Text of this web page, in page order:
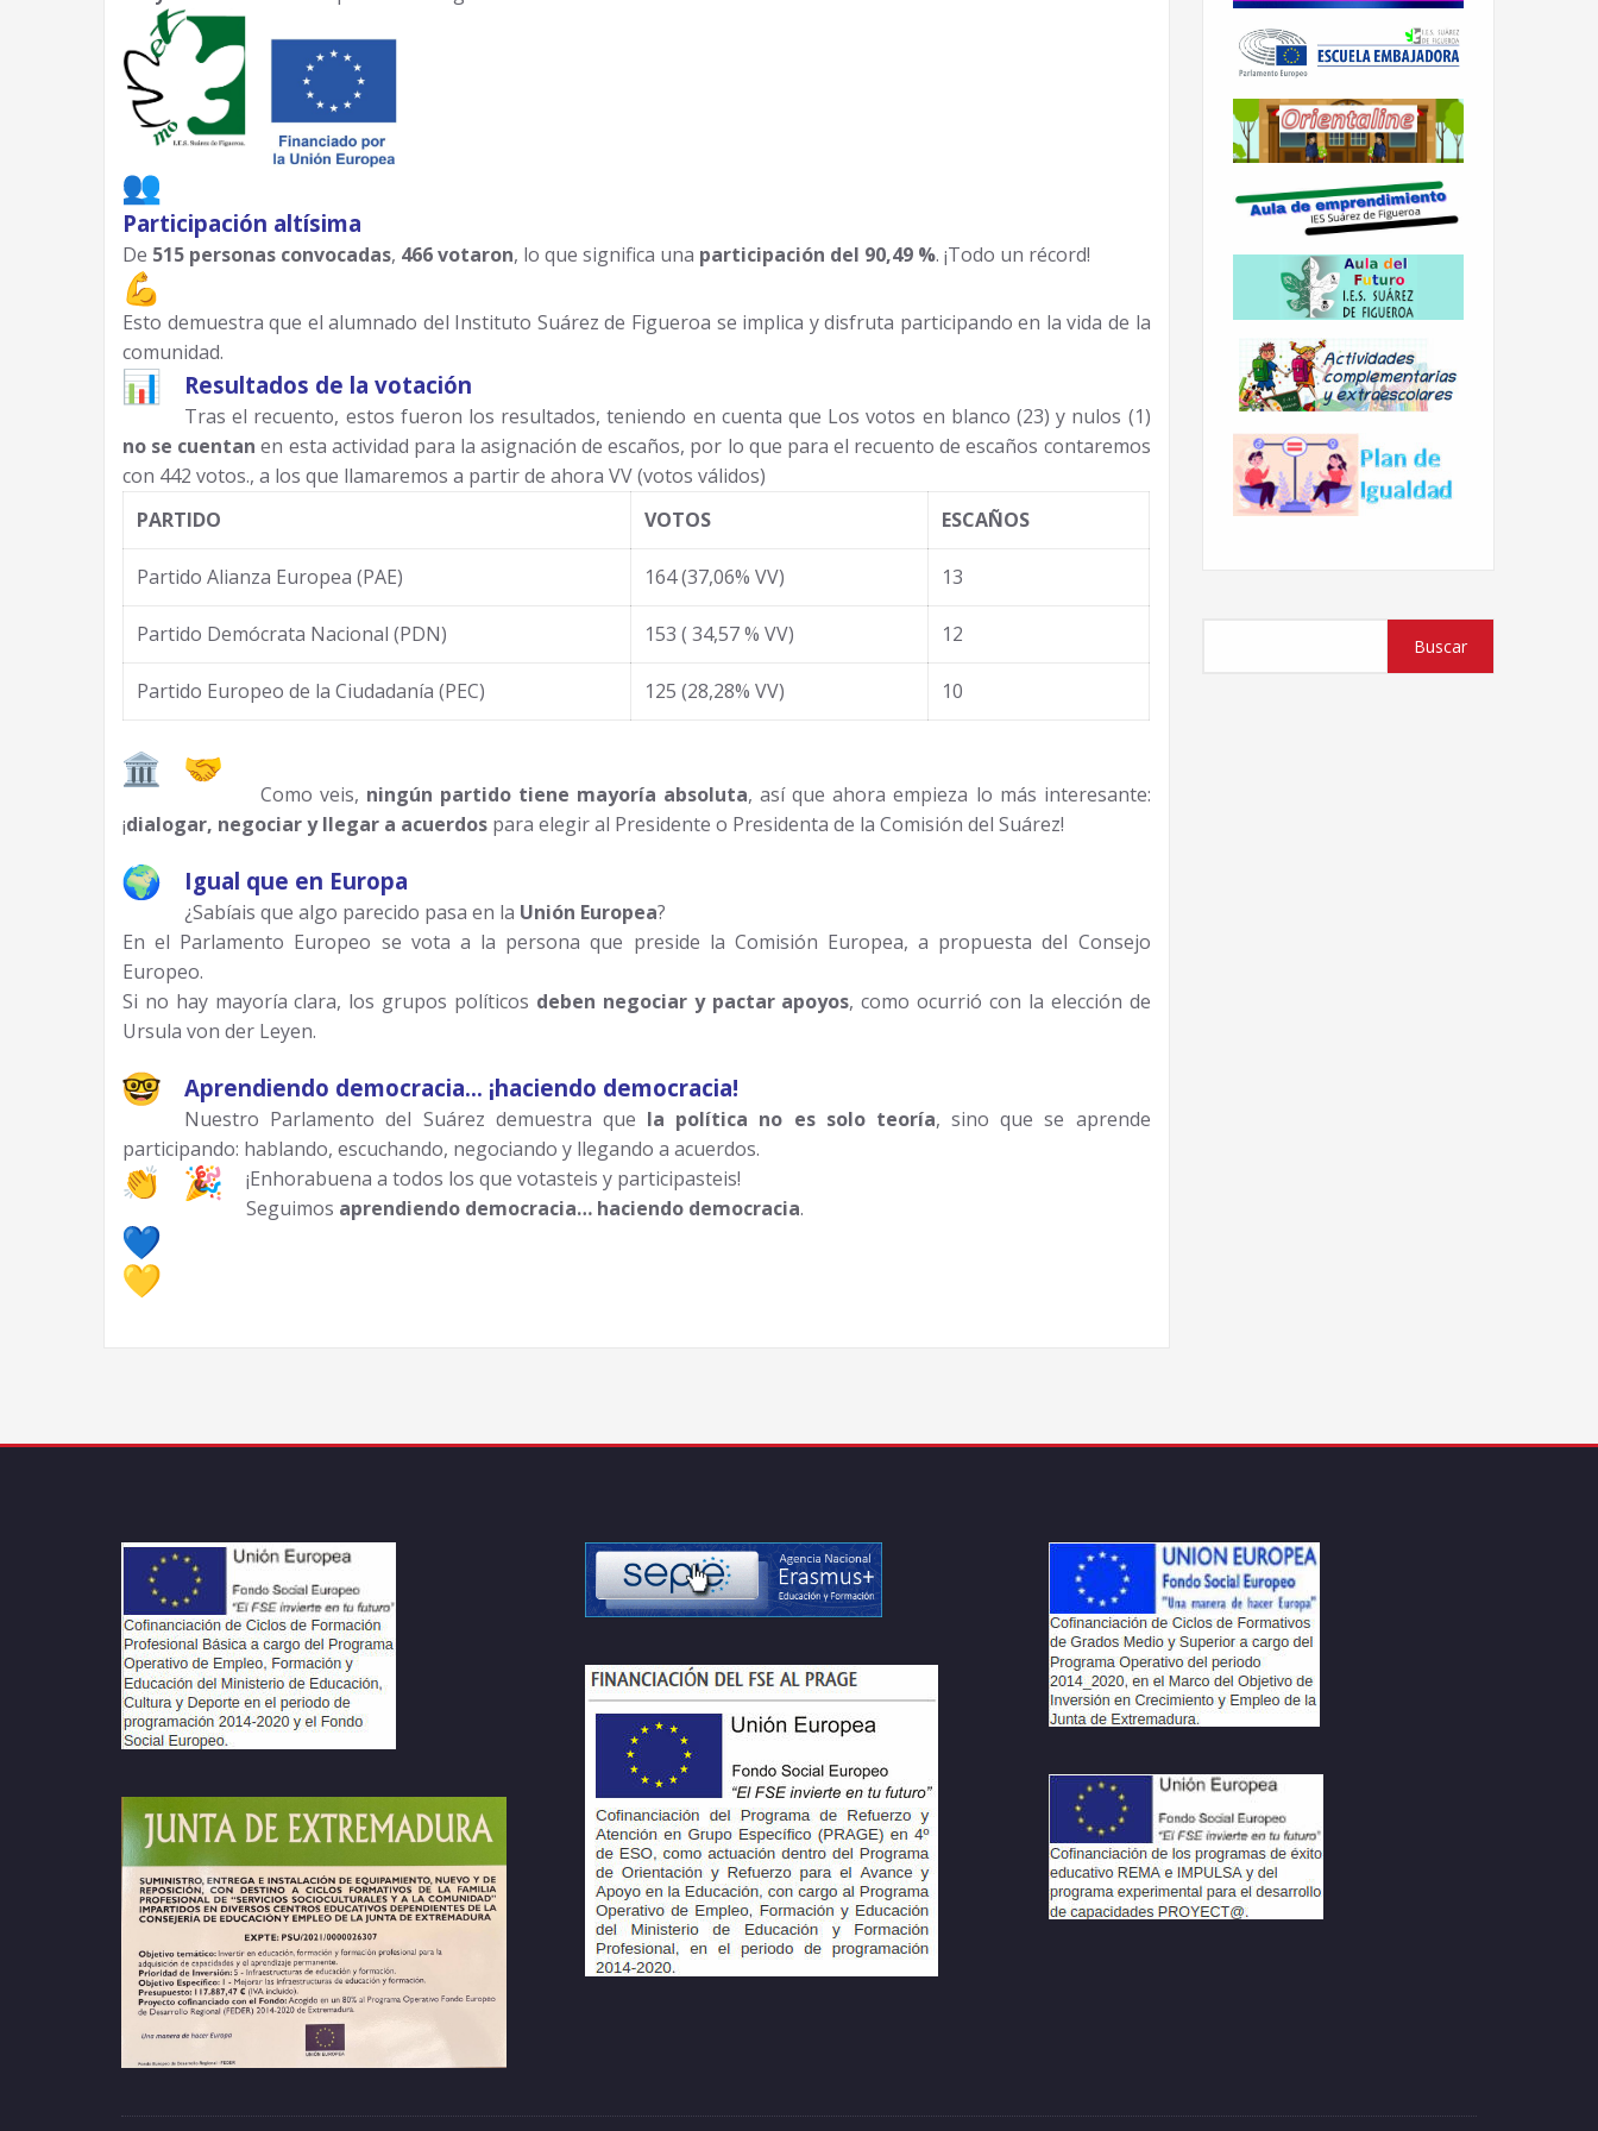
Participación altísima
De 515 personas convocadas, 466 votaron, lo que significa una participación del 90,49 %. ¡Todo un récord!
Esto demuestra que el alumnado del Instituto Suárez de Figueroa se implica y disfruta participando en la vida de la
comunidad.
Resultados de la votación
Tras el recuento, estos fueron los resultados, teniendo en cuenta que Los votos en blanco (23) y nulos (1)
no se cuentan en esta actividad para la asignación de escaños, por lo que para el recuento de escaños contaremos
con 442 votos., a los que llamaremos a partir de ahora VV (votos válidos)
PARTIDO
VOTOS ESCAÑOS
Partido Alianza Europea (PAE) 164 (37,06% VV) 13
Partido Demócrata Nacional (PDN) 153 ( 34,57 % VV) 12
Partido Europeo de la Ciudadanía (PEC) 125 (28,28% VV) 10
Como veis, ningún partido tiene mayoría absoluta, así que ahora empieza lo más interesante:
¡dialogar, negociar y llegar a acuerdos para elegir al Presidente o Presidenta de la Comisión del Suárez!
Igual que en Europa
¿Sabíais que algo parecido pasa en la Unión Europea?
En el Parlamento Europeo se vota a la persona que preside la Comisión Europea, a propuesta del Consejo
Europeo.
Si no hay mayoría clara, los grupos políticos deben negociar y pactar apoyos, como ocurrió con la elección de
Ursula von der Leyen.
Aprendiendo democracia… ¡haciendo democracia!
Nuestro Parlamento del Suárez demuestra que la política no es solo teoría, sino que se aprende
participando: hablando, escuchando, negociando y llegando a acuerdos.
¡Enhorabuena a todos los que votasteis y participasteis!
Seguimos aprendiendo democracia… haciendo democracia.
Buscar